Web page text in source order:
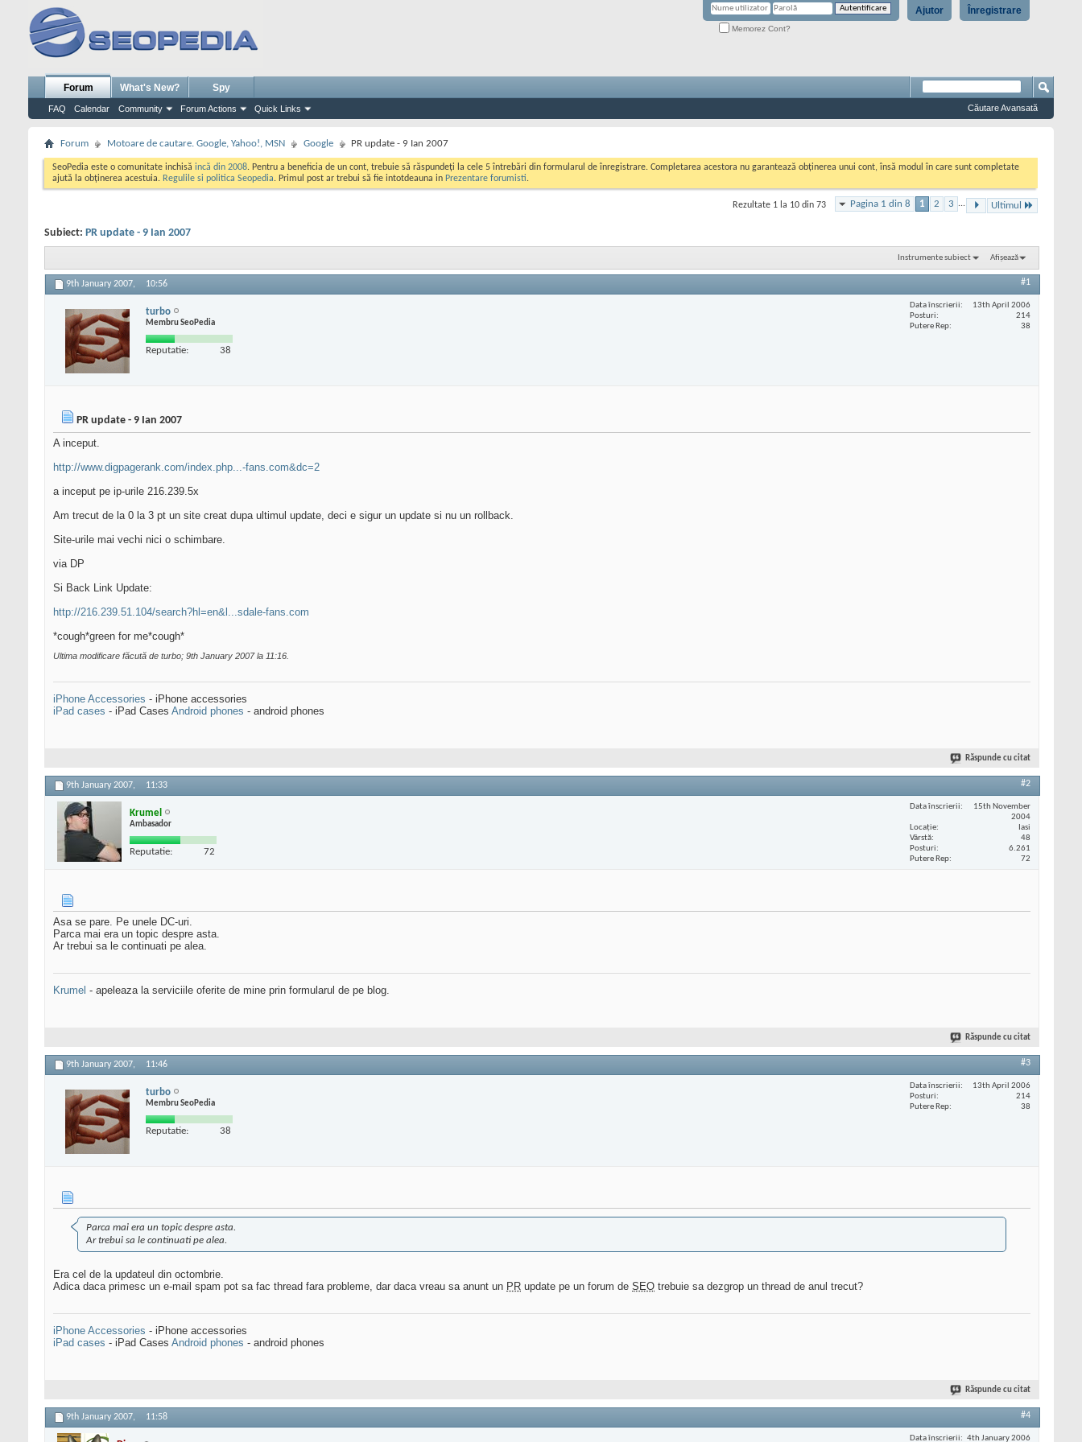
Înregistrare
Ajutor
Memorez Cont?
Forum
FAQ Calendar Community Forum Actions Quick Links
What's New? Spy
Căutare Avansată
Forum Motoare de cautare. Google, Yahoo!, MSN Google PR update - 9 Ian 2007
SeoPedia este o comunitate inchisă incă din 2008. Pentru a beneficia de un cont, trebuie să răspundeți la cele 5 întrebări din formularul de înregistrare. Completarea acestora nu garantează obținerea unui cont, însă modul în care sunt completate
ajută la obținerea acestuia. Regulile si politica Seopedia. Primul post ar trebui să fie intotdeauna in Prezentare forumisti.
Pagina 1 din 8 1 2 3 ... Ultimul
Rezultate 1 la 10 din 73
Subiect: PR update - 9 Ian 2007
Instrumente subiect Afișează
9th January 2007, 10:56 #1
turbo
Membru SeoPedia
Reputatie: 38
Data înscrierii
13th April 2006
Posturi
214
Putere Rep
38
PR update - 9 Ian 2007
A inceput.
http://www.digpagerank.com/index.php...-fans.com&dc=2
a inceput pe ip-urile 216.239.5x
Am trecut de la 0 la 3 pt un site creat dupa ultimul update, deci e sigur un update si nu un rollback.
Site-urile mai vechi nici o schimbare.
via DP
Si Back Link Update:
http://216.239.51.104/search?hl=en&l...sdale-fans.com
*cough*green for me*cough*
Ultima modificare făcută de turbo; 9th January 2007 la 11:16
iPhone Accessories - iPhone accessories
iPad cases - iPad Cases Android phones - android phones
Răspunde cu citat
9th January 2007, 11:33 #2
Krumel
Ambasador
Reputatie: 72
Data înscrierii
15th November
2004
Locaţie
Iasi
Vârstă
48
Posturi
6.261
Putere Rep
72
Asa se pare. Pe unele DC-uri.
Parca mai era un topic despre asta.
Ar trebui sa le continuati pe alea.
Krumel - apeleaza la serviciile oferite de mine prin formularul de pe blog.
Răspunde cu citat
9th January 2007, 11:46 #3
turbo
Membru SeoPedia
Reputatie: 38
Data înscrierii
13th April 2006
Posturi
214
Putere Rep
38
Parca mai era un topic despre asta.
Ar trebui sa le continuati pe alea.
Era cel de la updateul din octombrie.
Adica daca primesc un e-mail spam pot sa fac thread fara probleme, dar daca vreau sa anunt un PR update pe un forum de SEO trebuie sa dezgrop un thread de anul trecut?
iPhone Accessories - iPhone accessories
iPad cases - iPad Cases Android phones - android phones
Răspunde cu citat
9th January 2007, 11:58 #4
Data înscrierii 4th January 2006